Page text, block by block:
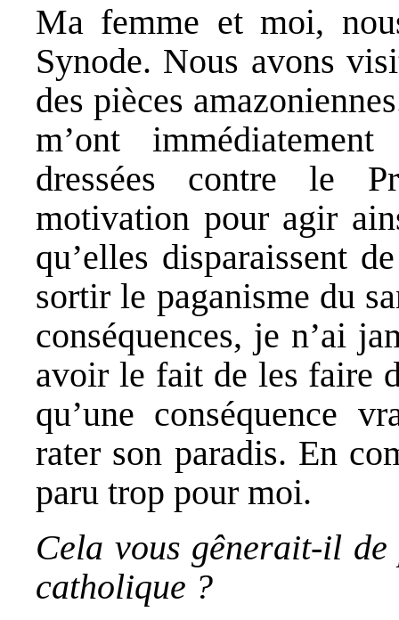
Ma femme et moi,
Synode. Nous avons
des pièces
m’ont
dressées contre le
motivation pour agir
qu’elles disparaissent
sortir le paganisme du
conséquences, je n’ai
avoir le fait de les faire
qu’une conséquence
rater son paradis. En
paru trop pour moi.
Cela vous gênerait-il
catholique ?